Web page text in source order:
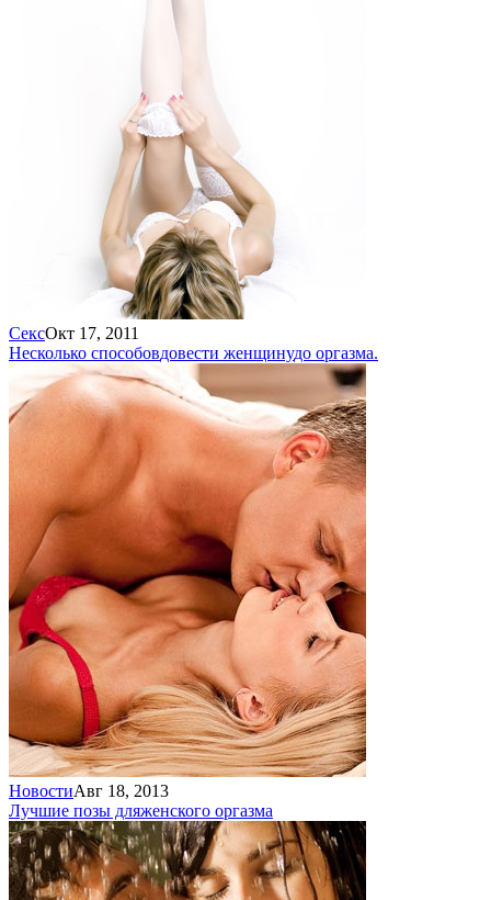
СексОкт 17, 2011
Несколько способовдовести женщинудо оргазма.
НовостиАвг 18, 2013
Лучшие позы дляженского оргазма